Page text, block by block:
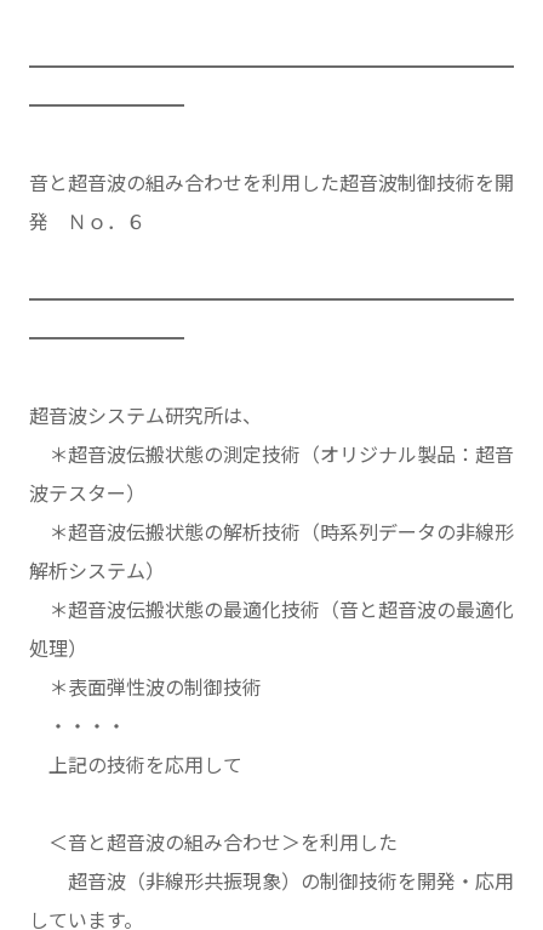
━━━━━━━━━━━━━━━━━━━━━━━━━
━━━━━━━━
音と超音波の組み合わせを利用した超音波制御技術を開
発 Ｎｏ．６
━━━━━━━━━━━━━━━━━━━━━━━━━
━━━━━━━━
超音波システム研究所は、
＊超音波伝搬状態の測定技術（オリジナル製品：超音
波テスター）
＊超音波伝搬状態の解析技術（時系列データの非線形
解析システム）
＊超音波伝搬状態の最適化技術（音と超音波の最適化
処理）
＊表面弾性波の制御技術
・・・・
上記の技術を応用して
＜音と超音波の組み合わせ＞を利用した
超音波（非線形共振現象）の制御技術を開発・応用
しています。